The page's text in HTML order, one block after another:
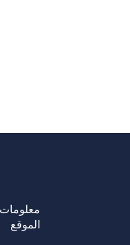
الموقع